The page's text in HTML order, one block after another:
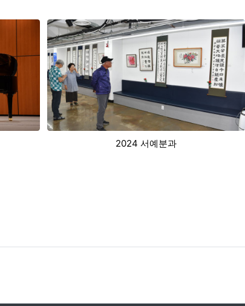
2024 국악분과